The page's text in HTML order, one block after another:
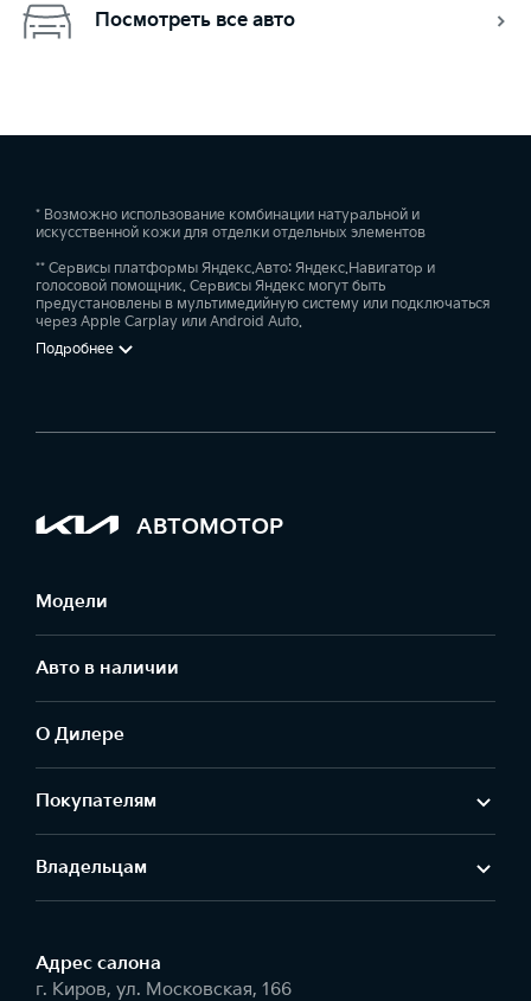
Посмотреть все авто
* Возможно использование комбинации натуральной и
искусственной кожи для отделки отдельных элементов
** Сервисы платформы Яндекс.Авто: Яндекс.Навигатор и
голосовой помощник. Сервисы Яндекс могут быть
предустановлены в мультимедийную систему или подключаться
через Apple Carplay или Android Auto.
Подробнее
АВТОМОТОР
Модели
Авто в наличии
О Дилере
Покупателям
Владельцам
Адрес салонa
г. Киров, ул. Московская, 166